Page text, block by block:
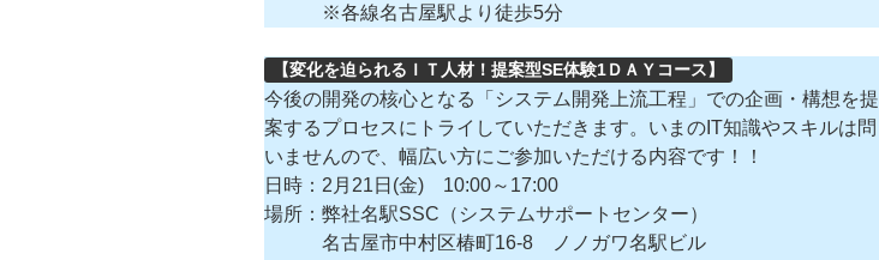
※各線名古屋駅より徒歩5分
【変化を迫られるＩＴ人材！提案型SE体験1ＤＡＹコース】
今後の開発の核心となる「システム開発上流工程」での企画・構想を提
案するプロセスにトライしていただきます。いまのIT知識やスキルは問
いませんので、幅広い方にご参加いただける内容です！！
日時：2月21日(金) 10:00～17:00
場所：弊社名駅SSC（システムサポートセンター）
名古屋市中村区椿町16-8 ノノガワ名駅ビル